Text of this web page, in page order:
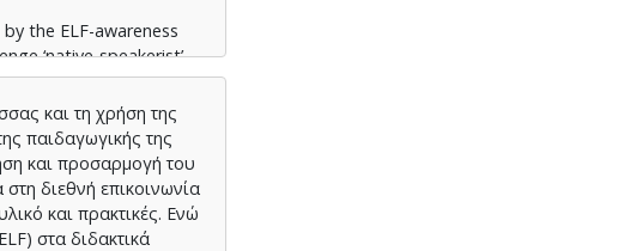
the ELF-awareness
‘native-speakerist’
organization,
(EIL), World Englishes
in EFL classes
collection tools -
questionnaire and
και τη χρήση της
παιδαγωγικής της
και προσαρμογή του
διεθνή επικοινωνία
και πρακτικές. Ενώ
στα διδακτικά